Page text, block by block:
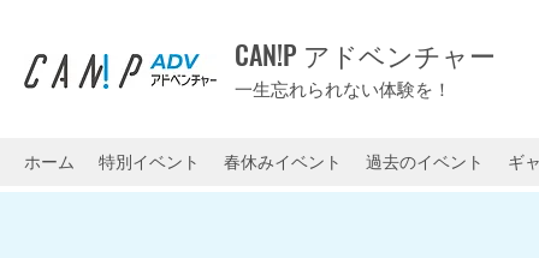
CAN!P アドベンチャー
一生忘れられない体験を！
ホーム 特別イベント 春休みイベント 過去のイベント ギ